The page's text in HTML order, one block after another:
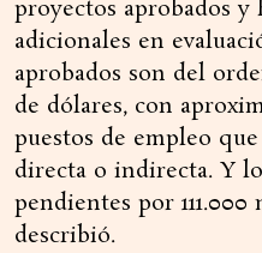
proyectos aprobados y
adicionales en
aprobados son del
de dólares, con
puestos de empleo
directa o indirecta. Y
pendientes por
describió.